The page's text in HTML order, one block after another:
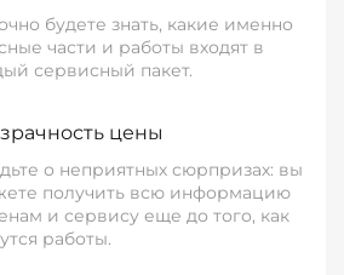
будете знать, какие именно
части и работы входят в
сервисный пакет.
цены
о неприятных сюрпризах: вы
получить всю информацию
и сервису еще до того, как
работы.